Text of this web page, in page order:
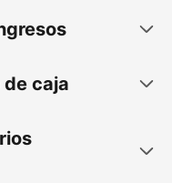
caja